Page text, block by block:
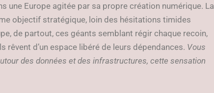
une Europe agitée par sa propre création numérique. La
objectif stratégique, loin des hésitations timides
de partout, ces géants semblant régir chaque recoin,
d’un espace libéré de leurs dépendances. Vous
des données et des infrastructures, cette sensation